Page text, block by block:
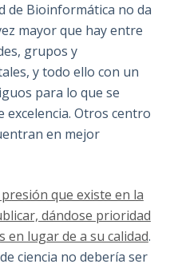
de Bioinformática no da
mayor que hay entre
grupos y
y todo ello con un
para lo que se
excelencia. Otros centro
en mejor
que existe en la
dándose prioridad
en lugar de a su calidad.
ciencia no debería ser